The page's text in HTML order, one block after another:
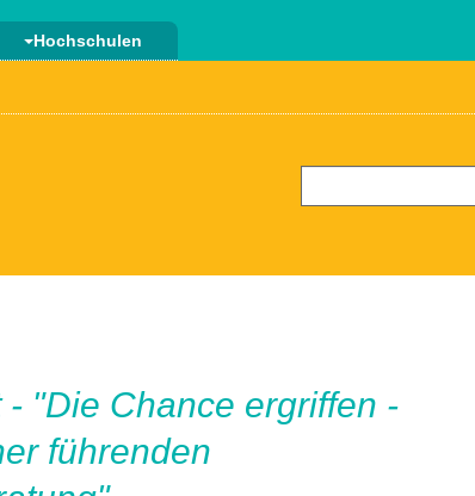
Hochschulen
"Die Chance ergriffen -
führenden